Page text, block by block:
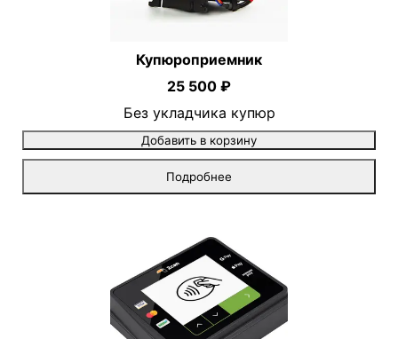
Купюроприемник
25 500 ₽
Без укладчика купюр
Добавить в корзину
Подробнее